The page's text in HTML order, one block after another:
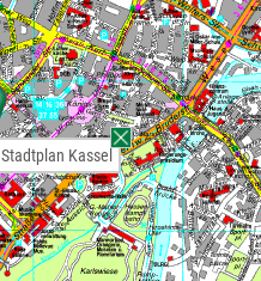
Stadtplan Kassel